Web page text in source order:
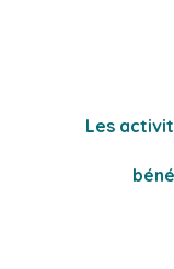
Les